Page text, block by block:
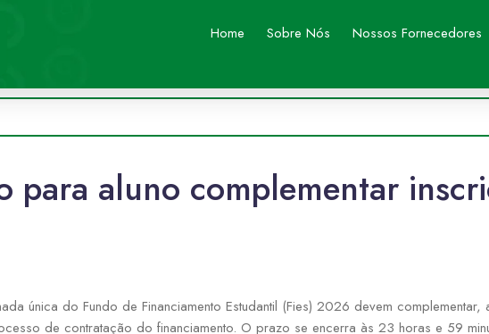
Home Sobre Nós Nossos Fornecedores
para aluno complementar
única do Fundo de Financiamento Estudantil (Fies) 2026 devem
de contratação do financiamento. O prazo se encerra às 23 horas e 59